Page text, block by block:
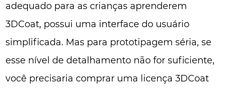
adequado para as crianças aprenderem
3DCoat, possui uma interface do usuário
simplificada. Mas para prototipagem séria, se
esse nível de detalhamento não for suficiente,
você precisaria comprar uma licença 3DCoat